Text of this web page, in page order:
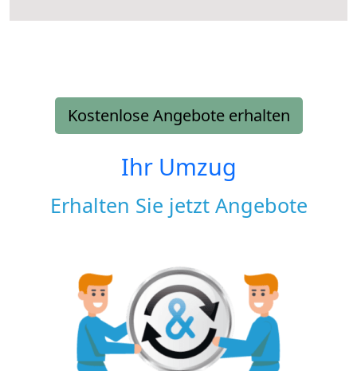
Kostenlose Angebote erhalten
Ihr Umzug
Erhalten Sie jetzt Angebote